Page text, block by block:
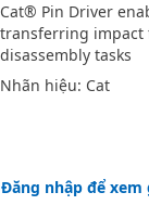
Cat® Pin Driver
transferring impact
disassembly tasks
Nhãn hiệu: Cat
Đăng nhập để xem